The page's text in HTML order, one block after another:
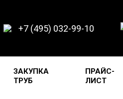
+7 (495) 032-99-10
ЗАКУПКА
ТРУБ
ПРАЙС-
ЛИСТ